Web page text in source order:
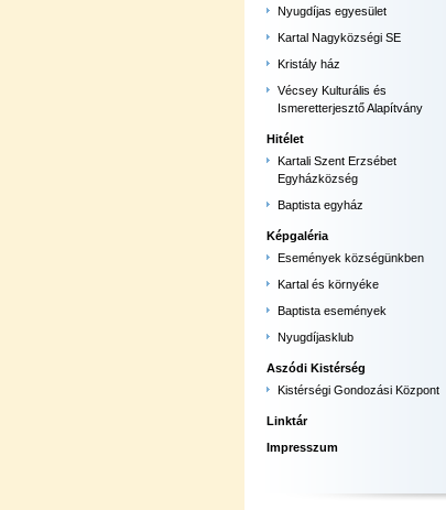
Nyugdíjas egyesület
Kartal Nagyközségi SE
Kristály ház
Vécsey Kulturális és
Ismeretterjesztő Alapítvány
Hitélet
Kartali Szent Erzsébet
Egyházközség
Baptista egyház
Képgaléria
Események községünkben
Kartal és környéke
Baptista események
Nyugdíjasklub
Aszódi Kistérség
Kistérségi Gondozási Központ
Linktár
Impresszum